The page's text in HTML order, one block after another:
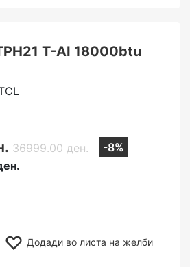
T-AI 18000btu
36999.00 ден.
-8%
Додади во листа на желби